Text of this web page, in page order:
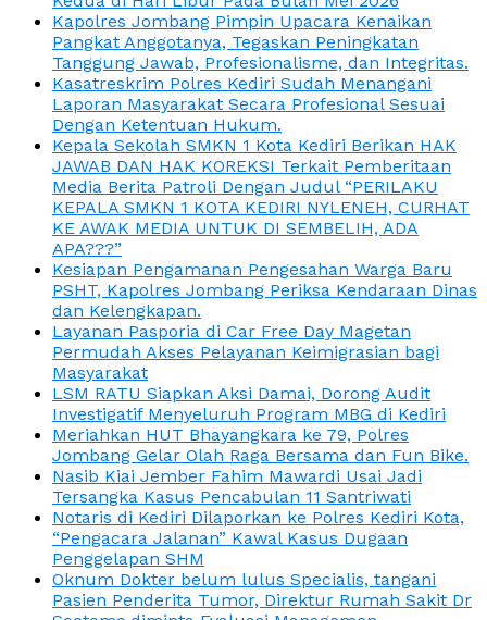
Kapolres Jombang Pimpin Upacara Kenaikan
Pangkat Anggotanya, Tegaskan Peningkatan
Tanggung Jawab, Profesionalisme, dan Integritas.
Kasatreskrim Polres Kediri Sudah Menangani
Laporan Masyarakat Secara Profesional Sesuai
Dengan Ketentuan Hukum.
Kepala Sekolah SMKN 1 Kota Kediri Berikan HAK
JAWAB DAN HAK KOREKSI Terkait Pemberitaan
Media Berita Patroli Dengan Judul “PERILAKU
KEPALA SMKN 1 KOTA KEDIRI NYLENEH, CURHAT
KE AWAK MEDIA UNTUK DI SEMBELIH, ADA
APA???”
Kesiapan Pengamanan Pengesahan Warga Baru
PSHT, Kapolres Jombang Periksa Kendaraan Dinas
dan Kelengkapan.
Layanan Pasporia di Car Free Day Magetan
Permudah Akses Pelayanan Keimigrasian bagi
Masyarakat
LSM RATU Siapkan Aksi Damai, Dorong Audit
Investigatif Menyeluruh Program MBG di Kediri
Meriahkan HUT Bhayangkara ke 79, Polres
Jombang Gelar Olah Raga Bersama dan Fun Bike.
Nasib Kiai Jember Fahim Mawardi Usai Jadi
Tersangka Kasus Pencabulan 11 Santriwati
Notaris di Kediri Dilaporkan ke Polres Kediri Kota,
“Pengacara Jalanan” Kawal Kasus Dugaan
Penggelapan SHM
Oknum Dokter belum lulus Specialis, tangani
Pasien Penderita Tumor, Direktur Rumah Sakit Dr